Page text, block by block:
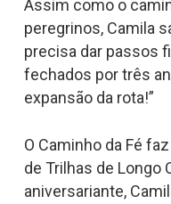
Assim como o
peregrinos, Camila
precisa dar passos
fechados por três
expansão da rota!”
O Caminho da Fé
de Trilhas de Longo
aniversariante,